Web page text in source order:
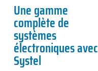
Une gamme
complète de
systèmes
électroniques avec
Systel